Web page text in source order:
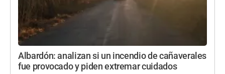
Albardón: analizan si un incendio de cañaverales
fue provocado y piden extremar cuidados